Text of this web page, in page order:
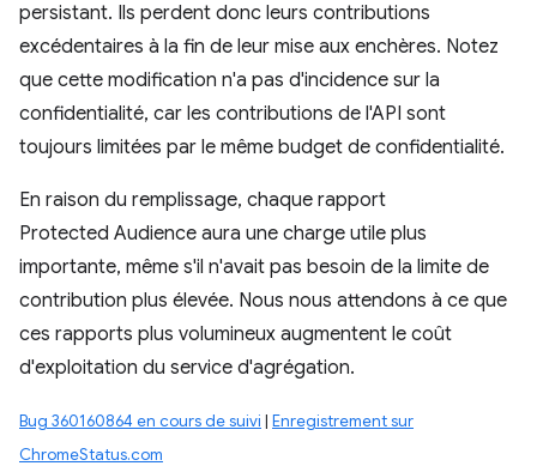
persistant. Ils perdent donc leurs contributions
excédentaires à la fin de leur mise aux enchères. Notez
que cette modification n'a pas d'incidence sur la
confidentialité, car les contributions de l'API sont
toujours limitées par le même budget de confidentialité.
En raison du remplissage, chaque rapport
Protected Audience aura une charge utile plus
importante, même s'il n'avait pas besoin de la limite de
contribution plus élevée. Nous nous attendons à ce que
ces rapports plus volumineux augmentent le coût
d'exploitation du service d'agrégation.
Bug 360160864 en cours de suivi | Enregistrement sur
ChromeStatus.com